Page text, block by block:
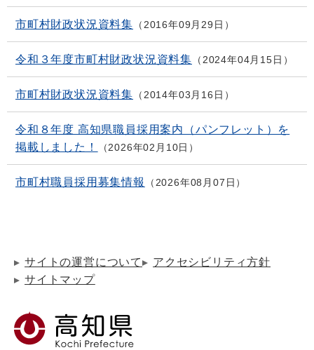
市町村財政状況資料集 2016年09月29日
令和３年度市町村財政状況資料集 2024年04月15日
市町村財政状況資料集 2014年03月16日
令和８年度 高知県職員採用案内（パンフレット）を
掲載しました！
2026年02月10日
市町村職員採用募集情報 2026年08月07日
サイトの運営について
アクセシビリティ方針
サイトマップ